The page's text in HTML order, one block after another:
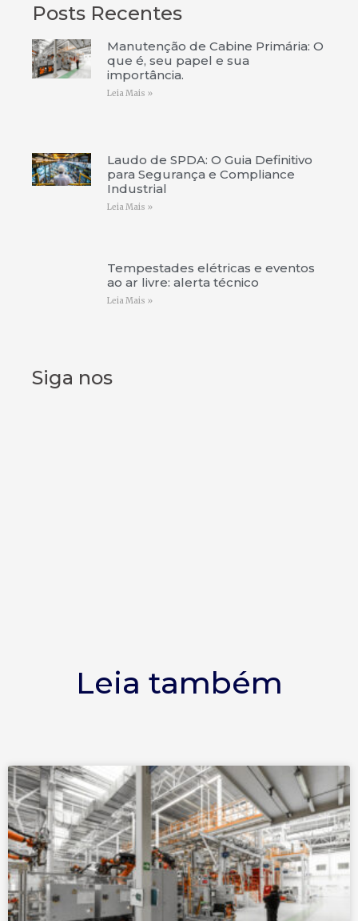
Posts Recentes
Manutenção de Cabine Primária: O
que é, seu papel e sua
importância.
Leia Mais »
Laudo de SPDA: O Guia Definitivo
para Segurança e Compliance
Industrial
Leia Mais »
Tempestades elétricas e eventos
ao ar livre: alerta técnico
Leia Mais »
Siga nos
Leia também